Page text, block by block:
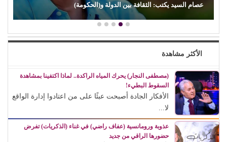
د. محمد الطربيلي يكتب: (علي الكسار).. بين التوهج
الأكثر مشاهدة
(مصطفى النجار) يحرك المياه الراكدة.. لماذا اكتفينا بمشاهدة
السقوط البطيء!
الأفكار الجادة أصبحت عبئًا على من اعتادوا إدارة الواقع
لا...
عذوبة ورومانسية (عفاف راضي) في غناء (الذكريات) تفرض
حضورها الراقي من جديد